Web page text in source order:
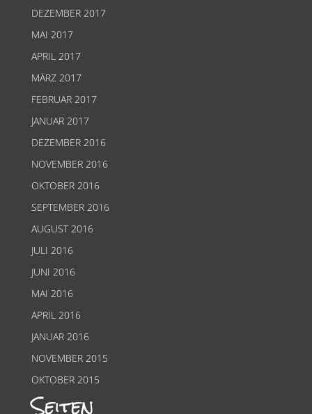
DEZEMBER 2017
MAI 2017
APRIL 2017
MÄRZ 2017
FEBRUAR 2017
JANUAR 2017
DEZEMBER 2016
NOVEMBER 2016
OKTOBER 2016
SEPTEMBER 2016
AUGUST 2016
JULI 2016
JUNI 2016
MAI 2016
APRIL 2016
JANUAR 2016
NOVEMBER 2015
OKTOBER 2015